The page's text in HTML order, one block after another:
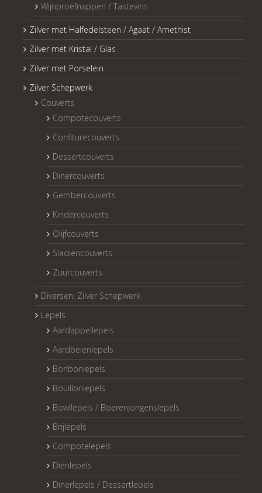
Wijnproefnappen / Tastevins
Zilver met Halfedelsteen / Agaat / Amethist
Zilver met Kristal / Glas
Zilver met Porselein
Zilver Schepwerk
Couverts
Compotecouverts
Confiturecouverts
Dessertcouverts
Dinercouverts
Gembercouverts
Kindercouverts
Olijfcouverts
Sladiencouverts
Zuurcouverts
Diversen: Zilver Schepwerk
Lepels
Aardappellepels
Aardbeienlepels
Bonbonlepels
Bouillonlepels
Bowllepels / Boerenjongenslepels
Brijlepels
Compotelepels
Dienlepels
Dinerlepels / Dessertlepels